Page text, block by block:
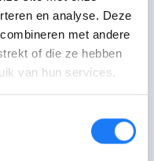
en analyse. Deze
met andere
of die ze hebben
van hun services.